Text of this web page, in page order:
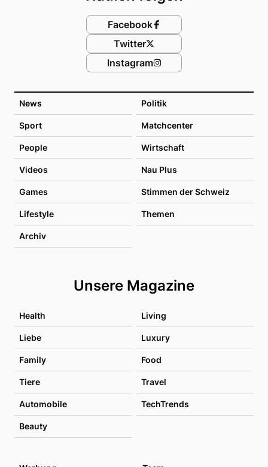
News Politik
Sport Matchcenter
People Wirtschaft
Videos Nau Plus
Games Stimmen der Schweiz
Lifestyle Themen
Archiv
Unsere Magazine
Health Living
Liebe Luxury
Family Food
Tiere Travel
Automobile TechTrends
Beauty
Facebook
Twitter
Instagram